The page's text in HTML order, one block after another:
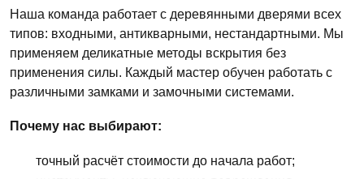
Наша команда работает с деревянными дверями всех
типов: входными, антикварными, нестандартными. Мы
применяем деликатные методы вскрытия без
применения силы. Каждый мастер обучен работать с
различными замками и замочными системами.
Почему нас выбирают:
точный расчёт стоимости до начала работ;